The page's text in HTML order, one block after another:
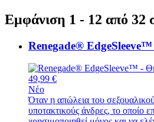
Εμφάνιση 1 - 12 από 32
Renegade®
49,99 €
Νέο
Όταν η απώλεια του
υποτακτικούς άνδρες, το οποίο